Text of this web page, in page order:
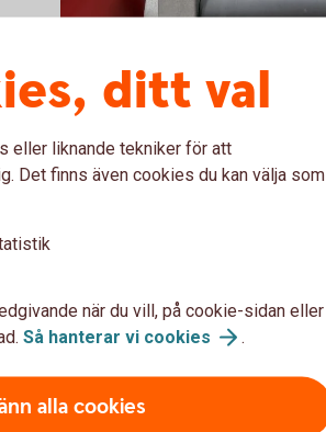
ditt val
eller liknande tekniker för att
Det finns även cookies du kan välja som
när du vill, på cookie-sidan eller
Så hanterar vi cookies .
alla cookies